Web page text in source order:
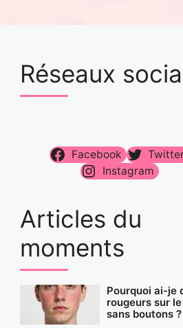
Réseaux
Facebook
Instagram
Articles du
moments
Pourquoi ai-je
rougeurs sur
sans boutons ?